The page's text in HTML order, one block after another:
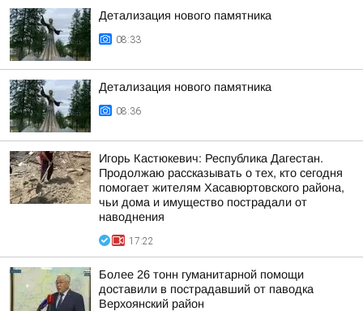
Детализация нового памятника
08:33
Детализация нового памятника
08:36
Игорь Кастюкевич: Республика Дагестан.
Продолжаю рассказывать о тех, кто сегодня
помогает жителям Хасавюртовского района,
чьи дома и имущество пострадали от
наводнения
17:22
Более 26 тонн гуманитарной помощи
доставили в пострадавший от паводка
Верхоянский район